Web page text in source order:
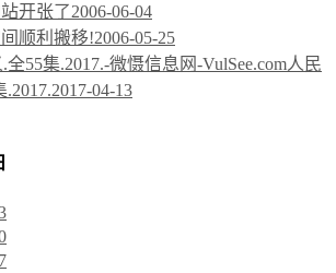
开张了2006-06-04
顺利搬移!2006-05-25
人民
.2017.2017-04-13